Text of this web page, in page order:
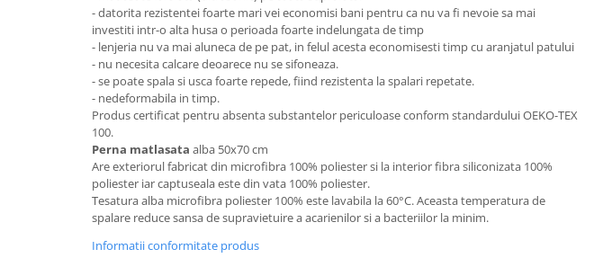
Mobilier copii
Mobila camera copii
Scaune birou pentru copii
Saltele patuturi copii
Masa si scaune gradinita
Seturi comode living si dormitor
- datorita rezistentei foarte mari vei economisi bani pentru ca nu va fi nevoie sa mai
investiti intr-o alta husa o perioada foarte indelungata de timp
- lenjeria nu va mai aluneca de pe pat, in felul acesta economisesti timp cu aranjatul patului
- nu necesita calcare deoarece nu se sifoneaza.
- se poate spala si usca foarte repede, fiind rezistenta la spalari repetate.
- nedeformabila in timp.
Produs certificat pentru absenta substantelor periculoase conform standardului OEKO-TEX
100.
Perna matlasata alba 50x70 cm
Are exteriorul fabricat din microfibra 100% poliester si la interior fibra siliconizata 100%
poliester iar captuseala este din vata 100% poliester.
Tesatura alba microfibra poliester 100% este lavabila la 60°C. Aceasta temperatura de
spalare reduce sansa de supravietuire a acarienilor si a bacteriilor la minim.
Informatii conformitate produs